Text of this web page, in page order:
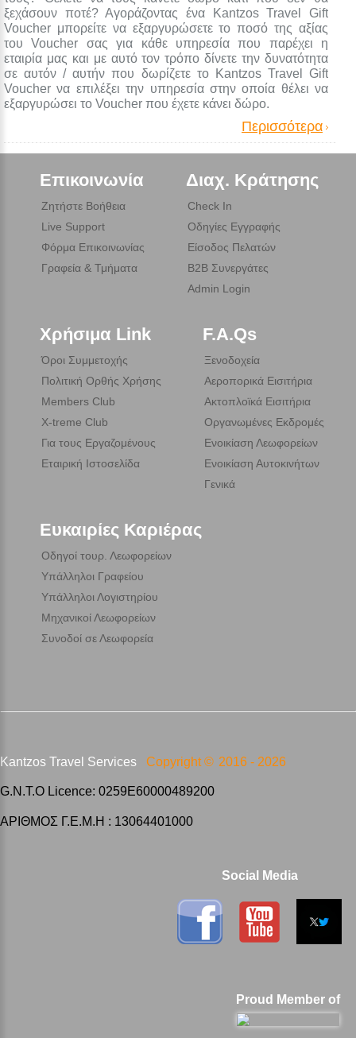
ξεχάσουν ποτέ? Αγοράζοντας ένα Kantzos Travel Gift
Voucher μπορείτε να εξαργυρώσετε το ποσό της αξίας
του Voucher σας για κάθε υπηρεσία που παρέχει η
εταιρία μας και με αυτό τον τρόπο δίνετε την δυνατότητα
σε αυτόν / αυτήν που δωρίζετε το Kantzos Travel Gift
Voucher να επιλέξει την υπηρεσία στην οποία θέλει να
εξαργυρώσει το Voucher που έχετε κάνει δώρο.
Περισσότερα
Επικοινωνία
Ζητήστε Βοήθεια
Live Support
Φόρμα Επικοινωνίας
Γραφεία & Τμήματα
Διαχ. Κράτησης
Check In
Οδηγίες Εγγραφής
Είσοδος Πελατών
B2B Συνεργάτες
Admin Login
Χρήσιμα Link
Όροι Συμμετοχής
Πολιτική Ορθής Χρήσης
Members Club
X-treme Club
Για τους Εργαζομένους
Εταιρική Ιστοσελίδα
F.A.Qs
Ξενοδοχεία
Αεροπορικά Εισιτήρια
Ακτοπλοϊκά Εισιτήρια
Οργανωμένες Εκδρομές
Ενοικίαση Λεωφορείων
Ενοικίαση Αυτοκινήτων
Γενικά
Ευκαιρίες Καριέρας
Οδηγοί τουρ. Λεωφορείων
Υπάλληλοι Γραφείου
Υπάλληλοι Λογιστηρίου
Μηχανικοί Λεωφορείων
Συνοδοί σε Λεωφορεία
Kantzos Travel Services Copyright © 2016 - 2026
G.N.T.O Licence: 0259E60000489200
ΑΡΙΘΜΟΣ Γ.Ε.Μ.Η : 13064401000
Social Media
Proud Member of